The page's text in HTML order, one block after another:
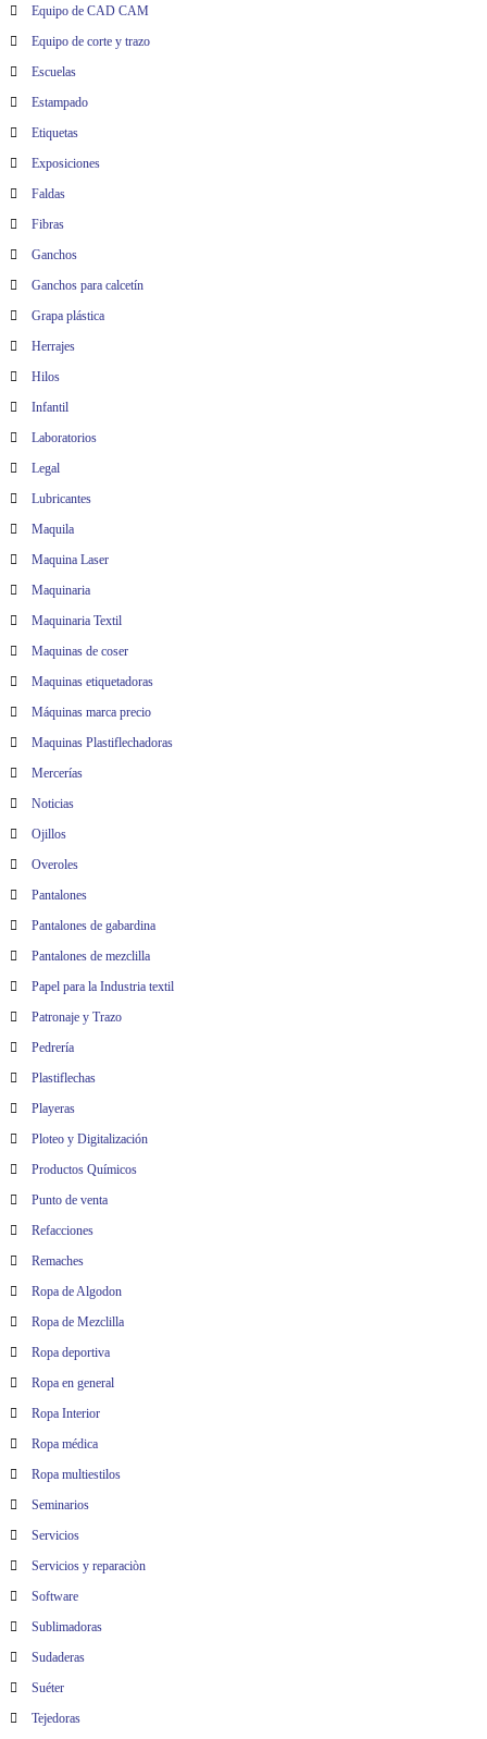
Equipo de CAD CAM
Equipo de corte y trazo
Escuelas
Estampado
Etiquetas
Exposiciones
Faldas
Fibras
Ganchos
Ganchos para calcetín
Grapa plástica
Herrajes
Hilos
Infantil
Laboratorios
Legal
Lubricantes
Maquila
Maquina Laser
Maquinaria
Maquinaria Textil
Maquinas de coser
Maquinas etiquetadoras
Máquinas marca precio
Maquinas Plastiflechadoras
Mercerías
Noticias
Ojillos
Overoles
Pantalones
Pantalones de gabardina
Pantalones de mezclilla
Papel para la Industria textil
Patronaje y Trazo
Pedrería
Plastiflechas
Playeras
Ploteo y Digitalización
Productos Químicos
Punto de venta
Refacciones
Remaches
Ropa de Algodon
Ropa de Mezclilla
Ropa deportiva
Ropa en general
Ropa Interior
Ropa médica
Ropa multiestilos
Seminarios
Servicios
Servicios y reparaciòn
Software
Sublimadoras
Sudaderas
Suéter
Tejedoras